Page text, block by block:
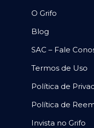
O Grifo
Blog
SAC – Fale
Termos de Uso
Política de
Política de
Invista no Grifo